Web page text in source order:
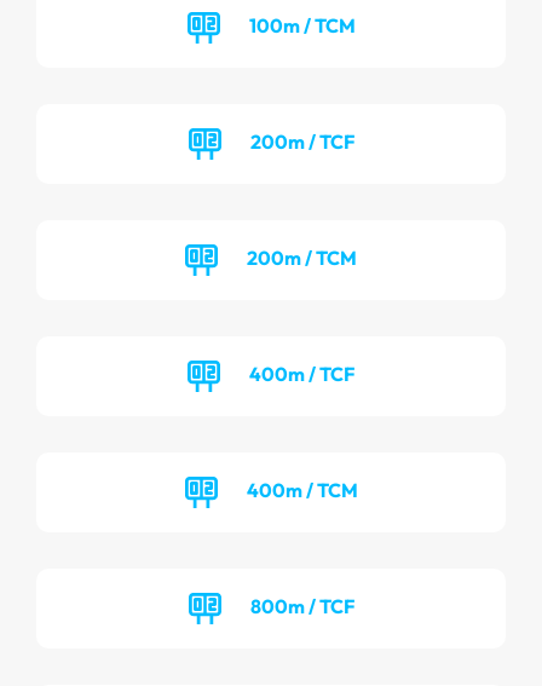
100m / TCM
200m / TCF
200m / TCM
400m / TCF
400m / TCM
800m / TCF